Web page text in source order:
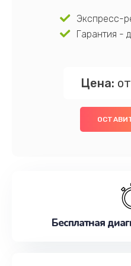
Экспресс-
Гарантия -
Цена:
Бесплатная